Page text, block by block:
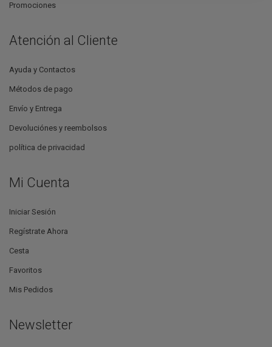
Promociones
Atención al Cliente
Ayuda y Contactos
Métodos de pago
Envío y Entrega
Devoluciónes y reembolsos
política de privacidad
Mi Cuenta
Iniciar Sesión
Regístrate Ahora
Cesta
Favoritos
Mis Pedidos
Newsletter